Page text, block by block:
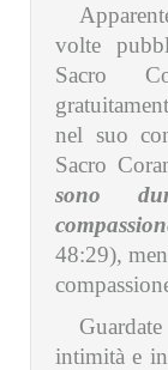
volte
Sacro
nel suo
Sacro
sono
48:29),
intimità e